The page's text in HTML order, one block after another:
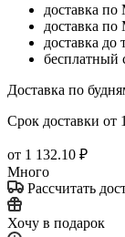
доставка по
доставка по
доставка до
бесплатный
Доставка по
Срок доставки от
от 1 132.10 ₽
Много
Рассчитать
Хочу в подарок